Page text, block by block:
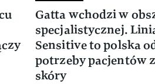
Gatta wchodzi w
specjalistycznej.
Sensitive to polska
potrzeby pacjentów
skóry